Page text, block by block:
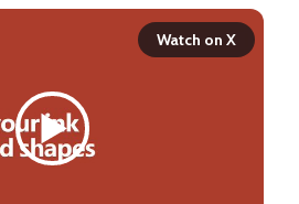
Watch on X